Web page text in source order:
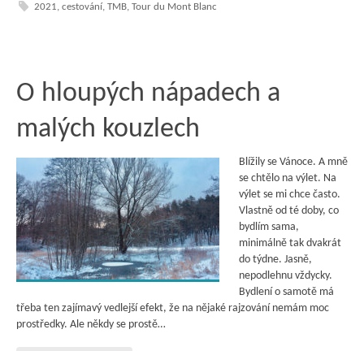
2021, cestování, TMB, Tour du Mont Blanc
O hloupých nápadech a
malých kouzlech
Blížily se Vánoce. A mně
se chtělo na výlet. Na
výlet se mi chce často.
Vlastně od té doby, co
bydlím sama,
minimálně tak dvakrát
do týdne. Jasně,
nepodlehnu vždycky.
Bydlení o samotě má
třeba ten zajímavý vedlejší efekt, že na nějaké rajzování nemám moc
prostředky. Ale někdy se prostě…